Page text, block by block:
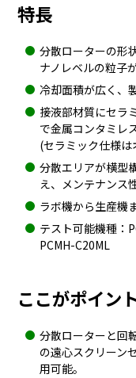
特長
分散ローターの形
ナノレベルの粒子
冷却面積が広く、
接液部材質にセラ
で金属コンタミレ
(セラミック仕様
分散エリアが横型
え、メンテナンス
ラボ機から生産機
テスト可能機種：
PCMH-C20ML
ここがポイント
分散ローターと回
の遠心スクリーン
用可能。